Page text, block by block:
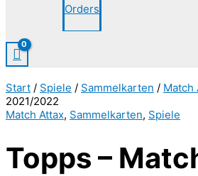
Orders
Start / Spiele / Sammelkarten / Match
2021/2022
Match Attax, Sammelkarten, Spiele
Topps –